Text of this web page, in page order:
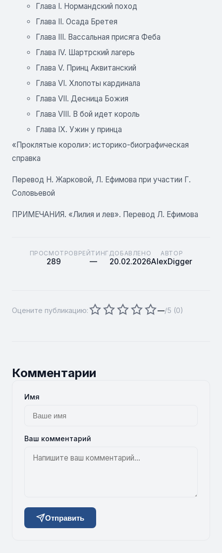
Глава I. Нормандский поход
Глава II. Осада Бретея
Глава III. Вассальная присяга Феба
Глава IV. Шартрский лагерь
Глава V. Принц Аквитанский
Глава VI. Хлопоты кардинала
Глава VII. Десница Божия
Глава VIII. В бой идет король
Глава IX. Ужин у принца
«Проклятые короли»: историко-биографическая
справка
Перевод Н. Жарковой, Л. Ефимова при участии Г.
Соловьевой
ПРИМЕЧАНИЯ. «Лилия и лев». Перевод Л. Ефимова
ПРОСМОТРОВ
289
РЕЙТИНГ
—
ДОБАВЛЕНО
20.02.2026
АВТОР
AlexDigger
Оцените публикацию: —/5 (0)
Комментарии
Имя
Ваш комментарий
Отправить